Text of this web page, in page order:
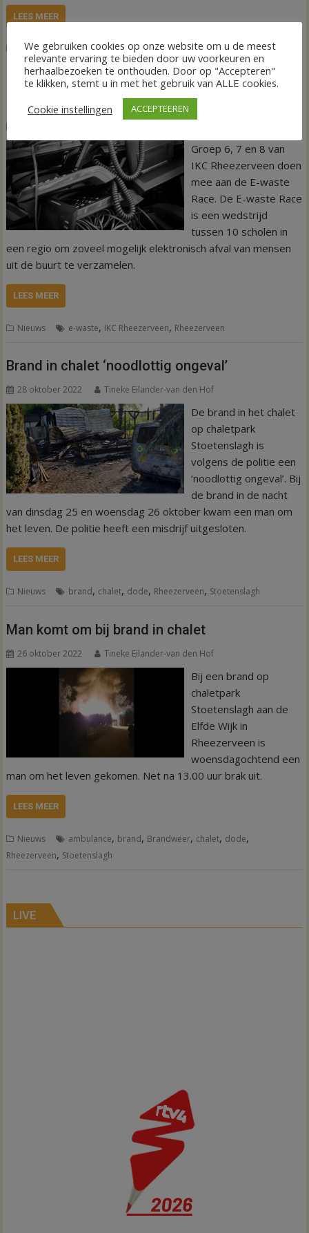
LEES MEER
Nieuws Geboortebos,Opening, Rheezerveen
IKC Rheezerveen doet mee aan de E-waste
Groep 6, 7 en 8 van
IKC Rheezerveen doen
mee aan de E-waste
Race. De E-waste Race
is een wedstrijd
tussen 10 scholen in
een regio om zoveel mogelijk elektronisch afval van mensen
uit de buurt te verzamelen.
LEES MEER
Nieuws e-waste, IKC Rheezerveen, Rheezerveen
Brand in chalet ‘noodlottig ongeval’
28 oktober 2022 Tineke Eilander-van den Hof
De brand in het chalet
op chaletpark
Stoetenslagh is
volgens de politie een
‘noodlottig ongeval’. Bij
de brand in de nacht
van dinsdag 25 en woensdag 26 oktober kwam een man om
het leven. De politie heeft een misdrijf uitgesloten.
LEES MEER
Nieuws brand, chalet, dode, Rheezerveen, Stoetenslagh
Man komt om bij brand in chalet
26 oktober 2022 Tineke Eilander-van den Hof
Bij een brand op
chaletpark
Stoetenslagh aan de
Elfde Wijk in
Rheezerveen is
woensdagochtend een
man om het leven gekomen. Net na 13.00 uur brak uit.
LEES MEER
Nieuws ambulance, brand, Brandweer, chalet, dode,
Rheezerveen, Stoetenslagh
LIVE
We gebruiken cookies op onze website om u de meest
relevante ervaring te bieden door uw voorkeuren en
herhaalbezoeken te onthouden. Door op "Accepteren"
te klikken, stemt u in met het gebruik van ALLE cookies.
Cookie instellingen
ACCEPTEEREN